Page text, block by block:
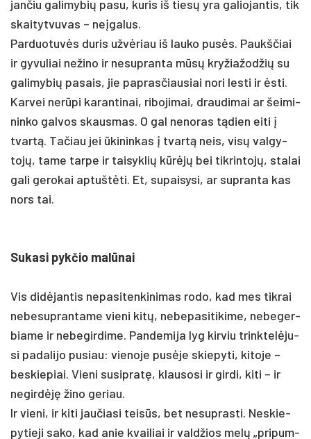
jan­čiu ga­li­my­bių pa­su, ku­ris iš tiesų yra ga­lio­jan­tis, tik
skai­tyt­vu­vas – ne­įga­lus.
Par­duo­tuvės du­ris užvė­riau iš lau­ko pusės. Paukš­čiai
ir gy­vu­liai ne­ži­no ir ne­sup­ran­ta mūsų kry­žia­žod­žių su
ga­li­my­bių pa­sais, jie pa­pras­čiau­siai no­ri les­ti ir ėsti.
Kar­vei nerū­pi ka­ran­ti­nai, ri­bo­ji­mai, drau­di­mai ar šei­mi­
nin­ko gal­vos skaus­mas. O gal ne­no­ras tądien ei­ti į
tvartą. Ta­čiau jei ūki­nin­kas į tvartą neis, visų val­gy­
tojų, ta­me tar­pe ir tai­syk­lių kūrėjų bei tik­rin­tojų, sta­lai
ga­li ge­ro­kai ap­tuštė­ti. Et, su­pai­sy­si, ar su­pran­ta kas
nors tai.
Su­ka­si pyk­čio malū­nai
Vis didė­jan­tis ne­pa­si­ten­ki­ni­mas ro­do, kad mes tik­rai
ne­be­sup­ran­ta­me vie­ni kitų, ne­be­pa­si­ti­ki­me, ne­be­ger­
bia­me ir ne­be­gir­di­me. Pan­de­mi­ja lyg kir­viu trink­telė­ju­
si pa­da­li­jo pu­siau: vie­no­je pusė­je skie­py­ti, ki­to­je –
be­skie­piai. Vie­ni su­si­pratę, klau­so­si ir gir­di, ki­ti – ir
ne­girdėję ži­no ge­riau.
Ir vie­ni, ir ki­ti jau­čia­si teisūs, bet ne­sup­ras­ti. Nes­kie­
py­tie­ji sa­ko, kad anie kvai­liai ir vald­žios melų „pri­pum­